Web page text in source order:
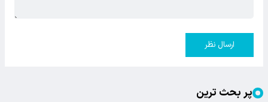
ارسال نظر
پر بحث ترین